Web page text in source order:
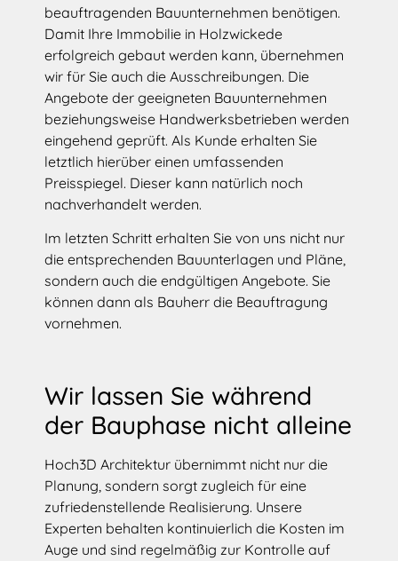
beauftragenden Bauunternehmen benötigen.
Damit Ihre Immobilie in Holzwickede
erfolgreich gebaut werden kann, übernehmen
wir für Sie auch die Ausschreibungen. Die
Angebote der geeigneten Bauunternehmen
beziehungsweise Handwerksbetrieben werden
eingehend geprüft. Als Kunde erhalten Sie
letztlich hierüber einen umfassenden
Preisspiegel. Dieser kann natürlich noch
nachverhandelt werden.
Im letzten Schritt erhalten Sie von uns nicht nur
die entsprechenden Bauunterlagen und Pläne,
sondern auch die endgültigen Angebote. Sie
können dann als Bauherr die Beauftragung
vornehmen.
Wir lassen Sie während
der Bauphase nicht alleine
Hoch3D Architektur übernimmt nicht nur die
Planung, sondern sorgt zugleich für eine
zufriedenstellende Realisierung. Unsere
Experten behalten kontinuierlich die Kosten im
Auge und sind regelmäßig zur Kontrolle auf